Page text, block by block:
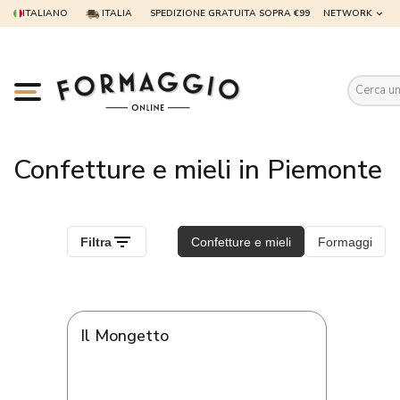
ITALIANO ITALIA SPEDIZIONE GRATUITA SOPRA €99 NETWORK
Confetture e mieli in Piemonte
Il Mongetto